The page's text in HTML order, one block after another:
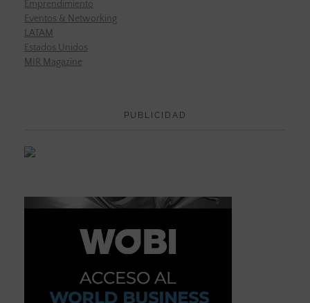
Emprendimiento
Eventos & Networking
LATAM
Estados Unidos
MIR Magazine
PUBLICIDAD